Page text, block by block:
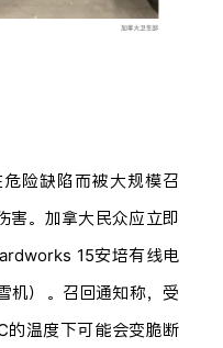
险缺陷而被大规模召
害。加拿大民众应立即
15安培有线电
机）。召回通知称，受
的温度下可能会变脆断